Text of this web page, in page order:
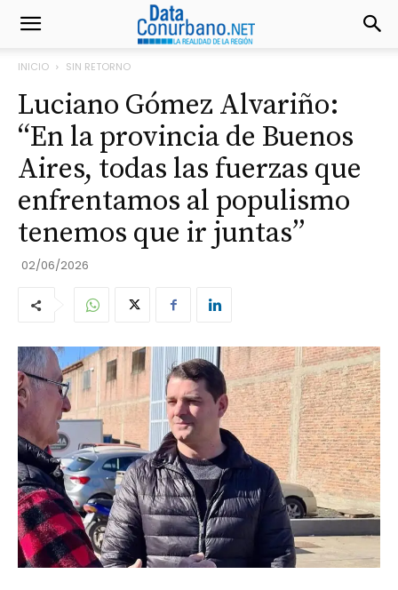
INICIO SIN RETORNO
Luciano Gómez Alvariño:
“En la provincia de Buenos
Aires, todas las fuerzas que
enfrentamos al populismo
tenemos que ir juntas”
02/06/2026